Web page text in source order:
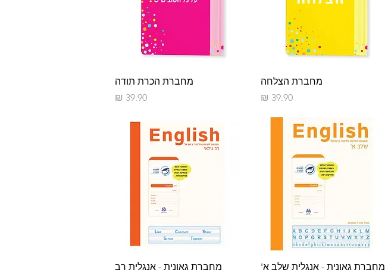
תצוגה מהירהמחברת הצלחה
מחיר‏39.90 ‏₪
תצוגה מהירה
מחברת הכרת תודה
מחיר
תצוגה מהירה
מחברת גאונית - אנגלית שלב א'
תצוגה מהירה
מחברת גאונית - אנגלית רב